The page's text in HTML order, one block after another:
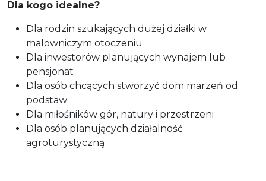
Dla kogo idealne?
Dla rodzin szukających dużej działki w
malowniczym otoczeniu
Dla inwestorów planujących wynajem lub
pensjonat
Dla osób chcących stworzyć dom marzeń od
podstaw
Dla miłośników gór, natury i przestrzeni
Dla osób planujących działalność
agroturystyczną